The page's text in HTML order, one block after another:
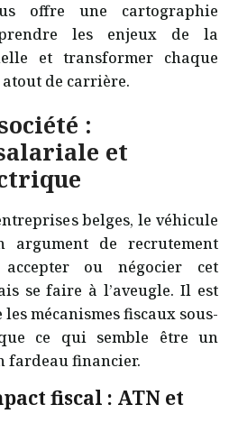
offre une cartographie
les enjeux de la
et transformer chaque
de carrière.
:
et
belges, le véhicule
de recrutement
accepter ou négocier cet
se faire à l’aveugle. Il est
mécanismes fiscaux sous-
ce qui semble être un
fardeau financier.
fiscal : ATN et